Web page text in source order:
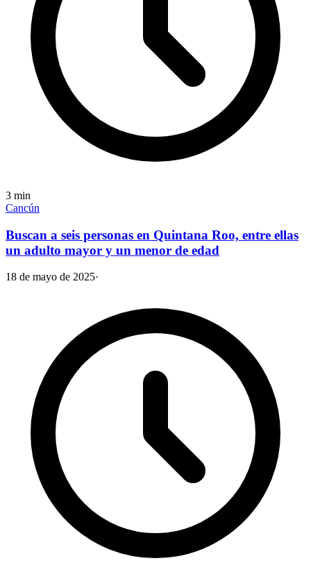
3 min
Cancún
Buscan a seis personas en Quintana Roo, entre ellas
un adulto mayor y un menor de edad
18 de mayo de 2025·